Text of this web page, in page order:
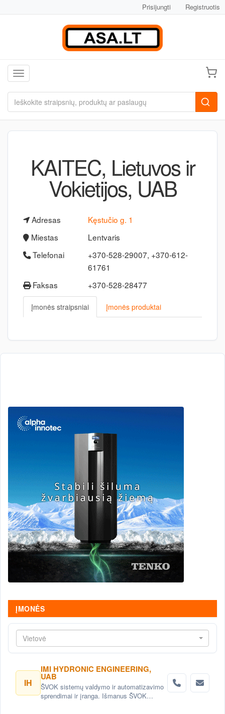
Prisijungti Registruotis
Toggle navigation
KAITEC, Lietuvos ir
Vokietijos, UAB
Adresas
Kęstučio g. 1
Miestas
Lentvaris
Telefonai
+370-528-29007, +370-612-
61761
Faksas
+370-528-28477
Įmonės straipsniai Įmonės produktai
ĮMONĖS
Vietovė
IH
IMI HYDRONIC ENGINEERING,
UAB
ŠVOK sistemų valdymo ir automatizavimo
sprendimai ir įranga. Išmanus ŠVOK